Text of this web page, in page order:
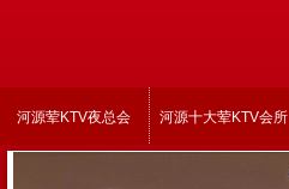
河源荤KTV夜总会 河源十大荤KTV会所